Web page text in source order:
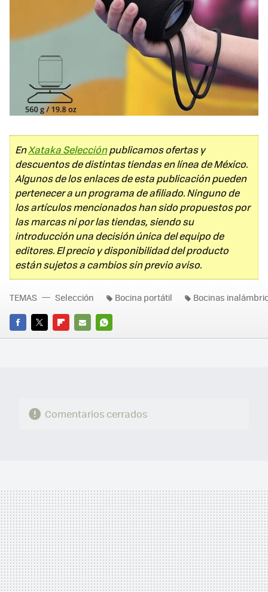
EnXataka Selecciónpublicamos ofertas y
descuentos de distintas tiendas en línea de México.
Algunos de los enlaces de esta publicación pueden
pertenecer a un programa de afiliado. Ninguno de
los artículos mencionados han sido propuestos por
las marcas ni por las tiendas, siendo su
introducción una decisión única del equipo de
editores. El precio y disponibilidad del producto
están sujetos a cambios sin previo aviso.
FACEBOOK
TWITTERFLIPBOARD
E-
WHATSAPP
TEMAS Selección Bocina portátil Bocinas
Comentarios cerrados